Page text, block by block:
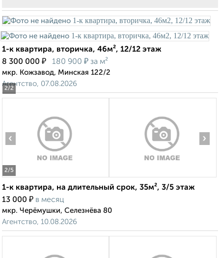
2/2
1-к квартира, вторичка, 46м², 12/12 этаж
8 300 000 ₽ 180 900 ₽ за м²
мкр. Кожзавод, Минская 122/2
Агентство, 07.08.2026
2/5
‹ ›
1-к квартира, на длительный срок, 35м², 3/5 этаж
13 000 ₽ в месяц
мкр. Черёмушки, Селезнёва 80
Агентство, 10.08.2026